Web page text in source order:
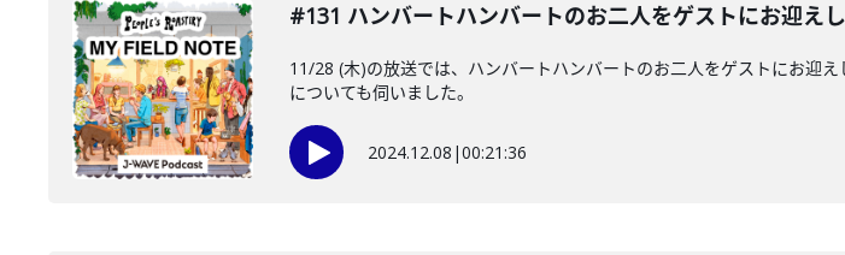
#131 ハンバートハンバートのお二人をゲストにお迎え
11/28 (木)の放送では、ハンバートハンバートのお二人をゲストにお迎
についても伺いました。
2024.12.08 |00:21:36